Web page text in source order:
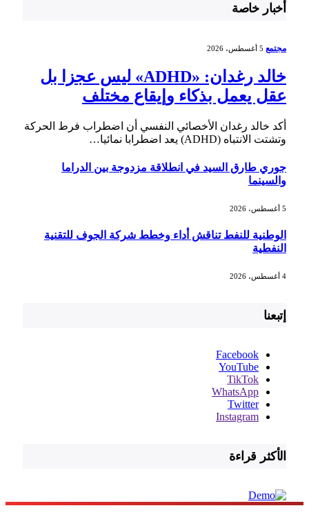
أخبار خاصة
مجتمع 5 أغسطس، 2026
خالد رغدان: «ADHD» ليس عجزا بل
عقل يعمل بذكاء وإيقاع مختلف
أكد خالد رغدان الأخصائي النفسي أن اضطراب فرط الحركة
وتشتت الانتباه (ADHD) يعد اضطرابا نمائيا…
جوري طارق السيد في انطلاقة مزدوجة بين الدراما
والسينما
الوطنية للنفط تناقش أداء وخطط شركة الجوف للتقنية
النفطية
إتبعنا
Facebook
YouTube
TikTok
WhatsApp
Twitter
Instagram
الأكثر قراءة